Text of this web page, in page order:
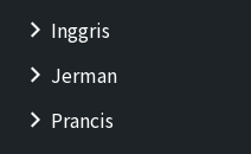
Inggris
Jerman
Prancis